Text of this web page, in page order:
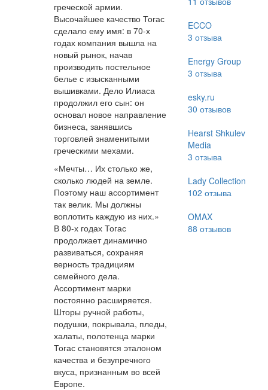
греческой армии.
Высочайшее качество Тогас
сделало ему имя: в 70-х
годах компания вышла на
новый рынок, начав
производить постельное
белье с изысканными
вышивками. Дело Илиаса
продолжил его сын: он
основал новое направление
бизнеса, занявшись
торговлей знаменитыми
греческими мехами.
«Мечты… Их столько же,
сколько людей на земле.
Поэтому наш ассортимент
так велик. Мы должны
воплотить каждую из них.»
В 80-х годах Тогас
продолжает динамично
развиваться, сохраняя
верность традициям
семейного дела.
Ассортимент марки
постоянно расширяется.
Шторы ручной работы,
подушки, покрывала, пледы,
халаты, полотенца марки
Тогас становятся эталоном
качества и безупречного
вкуса, признанным во всей
Европе.
ECCO
3 отзыва
Energy Group
3 отзыва
esky.ru
30 отзывов
Hearst Shkulev
Media
3 отзыва
Lady Collection
102 отзыва
OMAX
88 отзывов